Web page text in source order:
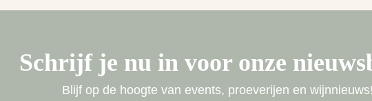
Schrijf je nu in voor onze
Blijf op de hoogte van events, proeverijen en